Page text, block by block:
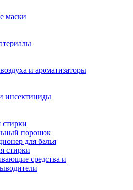
маски
и ароматизаторы
инсектициды
стирки
порошок
для белья
стирки
средства и